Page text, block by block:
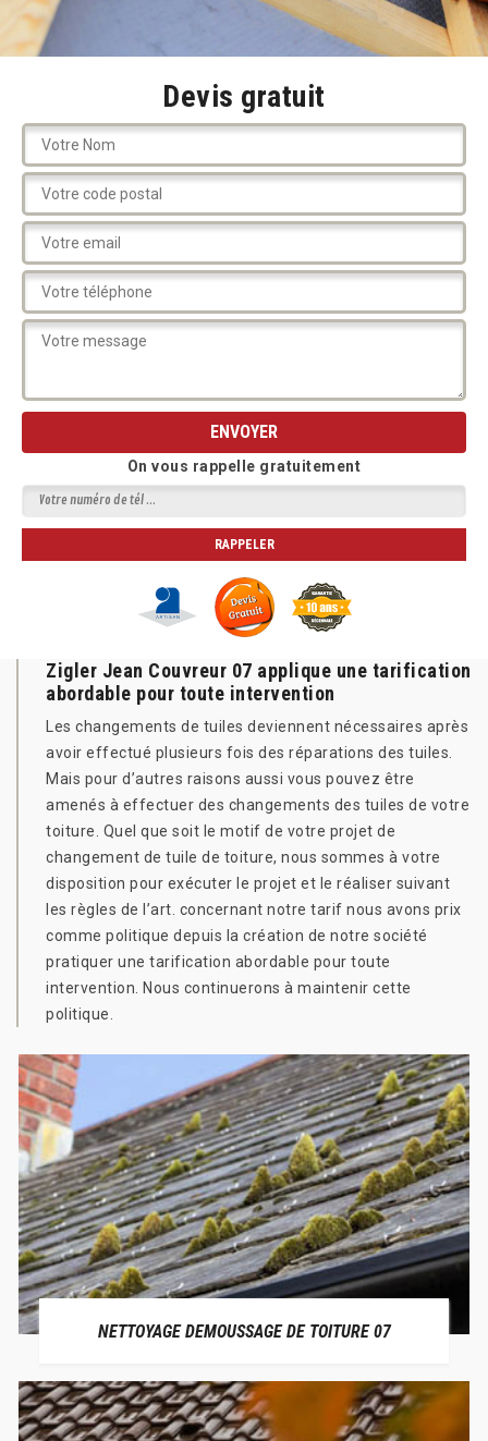
Devis gratuit
On vous rappelle gratuitement
Zigler Jean Couvreur 07 applique une tarification
abordable pour toute intervention
Les changements de tuiles deviennent nécessaires après
avoir effectué plusieurs fois des réparations des tuiles.
Mais pour d’autres raisons aussi vous pouvez être
amenés à effectuer des changements des tuiles de votre
toiture. Quel que soit le motif de votre projet de
changement de tuile de toiture, nous sommes à votre
disposition pour exécuter le projet et le réaliser suivant
les règles de l’art. concernant notre tarif nous avons prix
comme politique depuis la création de notre société
pratiquer une tarification abordable pour toute
intervention. Nous continuerons à maintenir cette
politique.
NETTOYAGE DEMOUSSAGE DE TOITURE 07